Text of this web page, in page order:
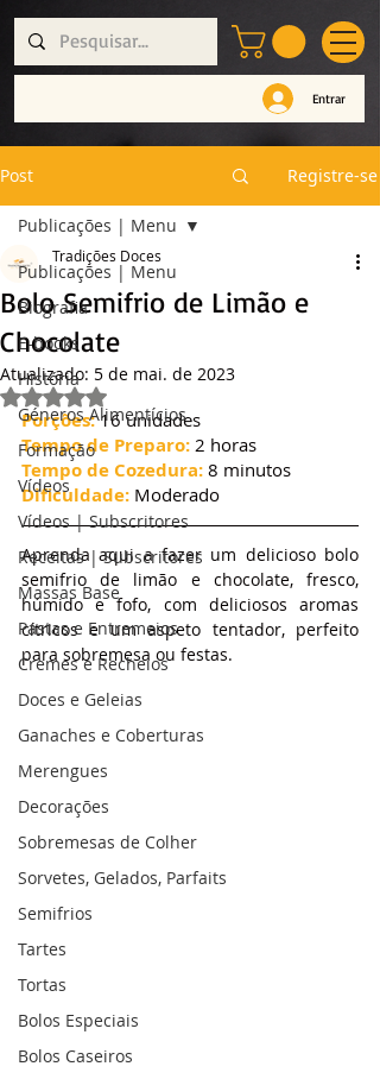
Entrar
Post Registre-se
Publicações | Menu
Biografia
E-books
História
Géneros Alimentícios
Formação
Vídeos
Vídeos | Subscritores
Receitas | Subscritores
Massas Base
Pastas e Entremeios
Cremes e Recheios
Doces e Geleias
Ganaches e Coberturas
Merengues
Decorações
Sobremesas de Colher
Sorvetes, Gelados, Parfaits
Semifrios
Tartes
Tortas
Bolos Especiais
Bolos Caseiros
Publicações | Menu
Bolo Semifrio de Limão e
Chocolate
Tradições Doces
Atualizado: 5 de mai. de 2023
Avaliado com NaN de 5 estrelas.
Porções: 16 unidades
Tempo de Preparo: 2 horas
Tempo de Cozedura: 8 minutos
Dificuldade: Moderado
Aprenda aqui a fazer um delicioso bolo
semifrio de limão e chocolate, fresco,
húmido e fofo, com deliciosos aromas
cítricos e um aspeto tentador, perfeito
para sobremesa ou festas.